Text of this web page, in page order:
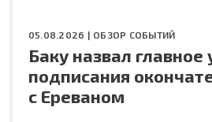
05.08.2026 | ОБЗОР СОБЫТИЙ
Баку назвал главное
подписания
с Ереваном